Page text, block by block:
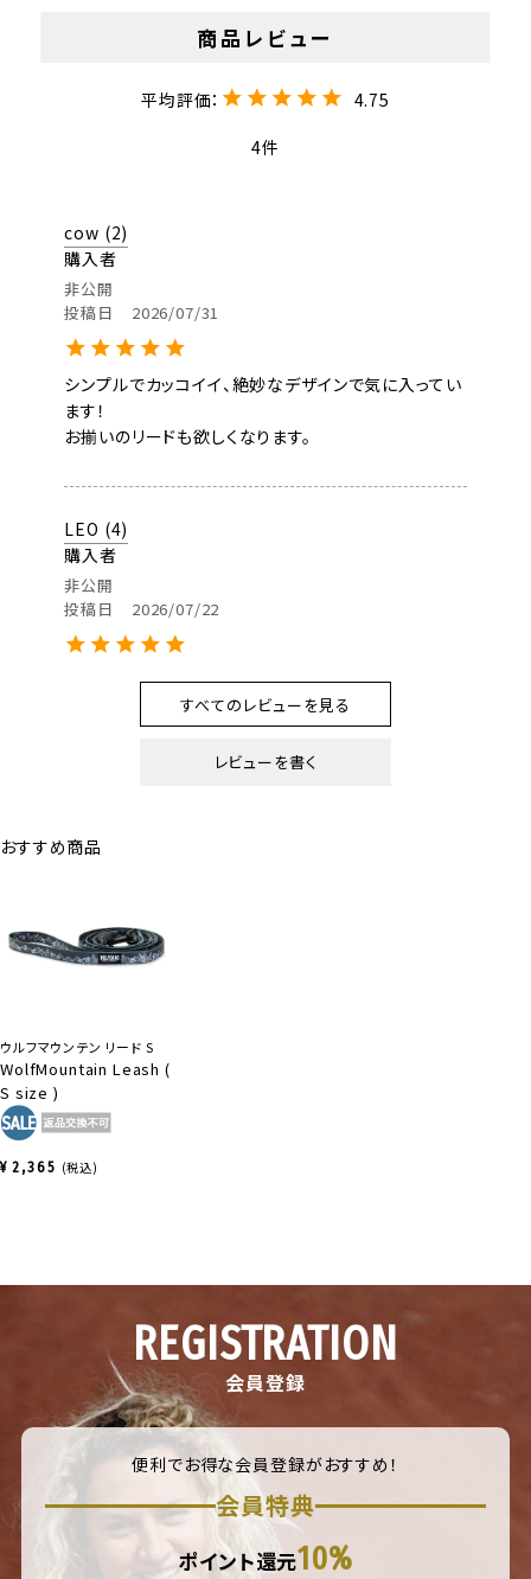
4.75
4
cow 2
購入者
非公開
投稿日
2026/07/31
シンプルでカッコイイ、絶妙なデザインで気に入ってい
ます！
お揃いのリードも欲しくなります。
LEO 4
購入者
非公開
投稿日
2026/07/22
気にいったデザインだったのでお揃いで購入しました。
こちらはトイプードル用です。
非公開
オンラインページの画像は黒っぽく見えますが、実際
カズンクス
埼玉県
い商品でした。
すべてのレビューを見る
レビューを書く
おすすめ商品
ウルフマウンテン リード S
WolfMountain Leash (
S size )
¥ 2,365 税込
REGISTRATION
会員登録
便利でお得な会員登録がおすすめ！
会員特典
ポイント還元10%